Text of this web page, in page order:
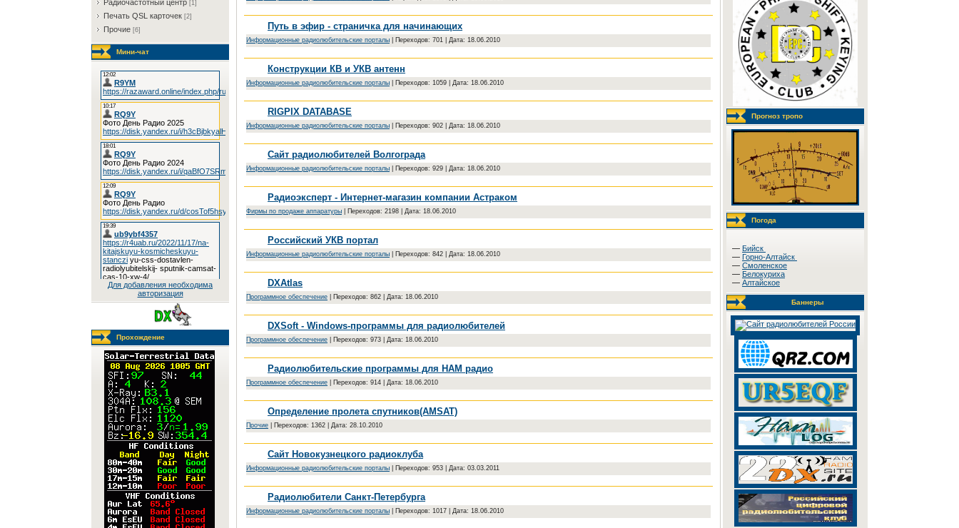
Радиочастотный центр [1]
Печать QSL карточек [2]
Прочие [6]
Мини-чат
Для добавления необходима
авторизация
Прохождение
Путь в эфир - страничка для начинающих
Информационные радиолюбительские порталы Переходов: 701 Дата: 18.06.2010
Конструкции КВ и УКВ антенн
Информационные радиолюбительские порталы Переходов: 1059 Дата: 18.06.2010
RIGPIX DATABASE
Информационные радиолюбительские порталы Переходов: 902 Дата: 18.06.2010
Сайт радиолюбителей Волгограда
Информационные радиолюбительские порталы Переходов: 929 Дата: 18.06.2010
Радиоэксперт - Интернет-магазин компании Астраком
Фирмы по продаже аппаратуры Переходов: 2198 Дата: 18.06.2010
Российский УКВ портал
Информационные радиолюбительские порталы Переходов: 842 Дата: 18.06.2010
DXAtlas
Программное обеспечение Переходов: 862 Дата: 18.06.2010
DXSoft - Windows-программы для радиолюбителей
Программное обеспечение Переходов: 973 Дата: 18.06.2010
Радиолюбительские программы для HAM радио
Программное обеспечение Переходов: 914 Дата: 18.06.2010
Определение пролета спутников(AMSAT)
Прочие Переходов: 1362 Дата: 28.10.2010
Сайт Новокузнецкого радиоклуба
Информационные радиолюбительские порталы Переходов: 953 Дата: 03.03.2011
Радиолюбители Санкт-Петербурга
Информационные радиолюбительские порталы Переходов: 1017 Дата: 18.06.2010
Прогноз тропо
Погода
— Бийск
— Горно-Алтайск
— Смоленское
— Белокуриха
— Алтайское
Баннеры